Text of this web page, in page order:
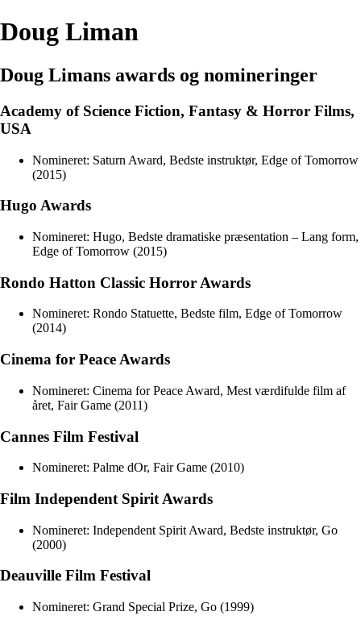
Doug Liman
Doug Limans awards og nomineringer
Academy of Science Fiction, Fantasy & Horror Films,
USA
Nomineret: Saturn Award, Bedste instruktør, Edge of Tomorrow
(2015)
Hugo Awards
Nomineret: Hugo, Bedste dramatiske præsentation – Lang form,
Edge of Tomorrow (2015)
Rondo Hatton Classic Horror Awards
Nomineret: Rondo Statuette, Bedste film, Edge of Tomorrow
(2014)
Cinema for Peace Awards
Nomineret: Cinema for Peace Award, Mest værdifulde film af
året, Fair Game (2011)
Cannes Film Festival
Nomineret: Palme dOr, Fair Game (2010)
Film Independent Spirit Awards
Nomineret: Independent Spirit Award, Bedste instruktør, Go
(2000)
Deauville Film Festival
Nomineret: Grand Special Prize, Go (1999)